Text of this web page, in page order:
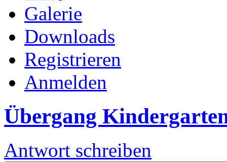
Galerie
Downloads
Registrieren
Anmelden
Übergang
Antwort schreiben